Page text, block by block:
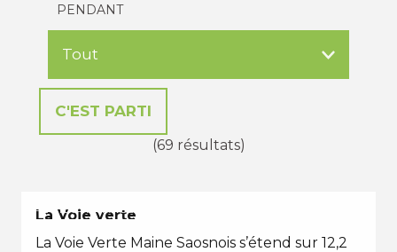
PENDANT
(69 résultats)
PETITES VACANCES
La Voie verte
La Voie Verte Maine Saosnois s’étend sur 12,2